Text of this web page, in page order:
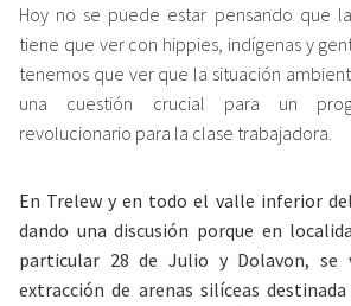
Hoy no se puede estar pensando que
tiene que ver con hippies, indígenas y
tenemos que ver que la situación
una cuestión crucial para un
revolucionario para la clase trabajadora.
En Trelew y en todo el valle inferior
dando una discusión porque en
particular 28 de Julio y Dolavon, se
extracción de arenas silíceas